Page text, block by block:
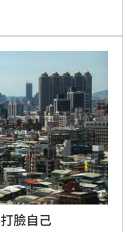
5年內出售課
炒房，落實居住正
臉自己